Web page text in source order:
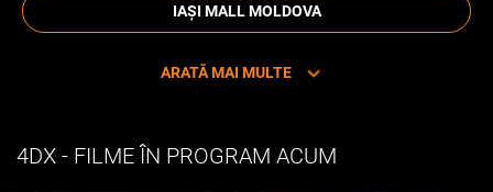
IAȘI MALL MOLDOVA
ARATĂ MAI MULTE
4DX - FILME ÎN PROGRAM ACUM